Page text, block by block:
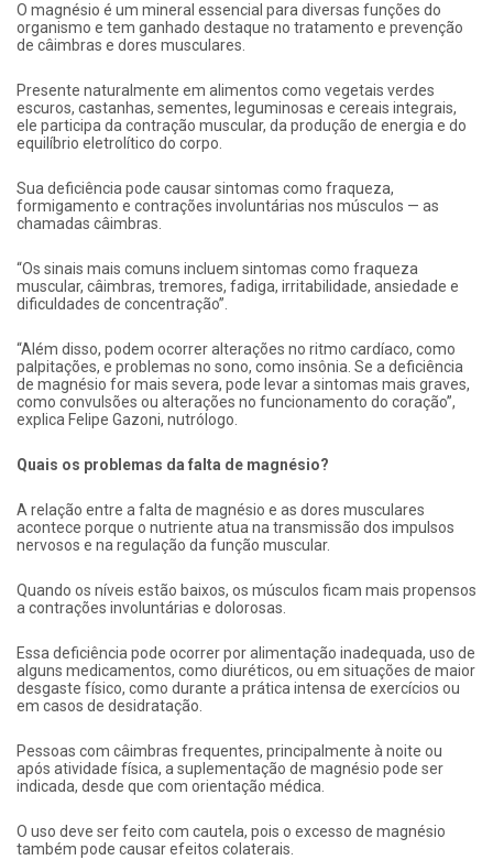
O magnésio é um mineral essencial para diversas funções do
organismo e tem ganhado destaque no tratamento e prevenção
de câimbras e dores musculares.
Presente naturalmente em alimentos como vegetais verdes
escuros, castanhas, sementes, leguminosas e cereais integrais,
ele participa da contração muscular, da produção de energia e do
equilíbrio eletrolítico do corpo.
Sua deficiência pode causar sintomas como fraqueza,
formigamento e contrações involuntárias nos músculos — as
chamadas câimbras.
“Os sinais mais comuns incluem sintomas como fraqueza
muscular, câimbras, tremores, fadiga, irritabilidade, ansiedade e
dificuldades de concentração”.
“Além disso, podem ocorrer alterações no ritmo cardíaco, como
palpitações, e problemas no sono, como insônia. Se a deficiência
de magnésio for mais severa, pode levar a sintomas mais graves,
como convulsões ou alterações no funcionamento do coração”,
explica Felipe Gazoni, nutrólogo.
Quais os problemas da falta de magnésio?
A relação entre a falta de magnésio e as dores musculares
acontece porque o nutriente atua na transmissão dos impulsos
nervosos e na regulação da função muscular.
Quando os níveis estão baixos, os músculos ficam mais propensos
a contrações involuntárias e dolorosas.
Essa deficiência pode ocorrer por alimentação inadequada, uso de
alguns medicamentos, como diuréticos, ou em situações de maior
desgaste físico, como durante a prática intensa de exercícios ou
em casos de desidratação.
Pessoas com câimbras frequentes, principalmente à noite ou
após atividade física, a suplementação de magnésio pode ser
indicada, desde que com orientação médica.
O uso deve ser feito com cautela, pois o excesso de magnésio
também pode causar efeitos colaterais.